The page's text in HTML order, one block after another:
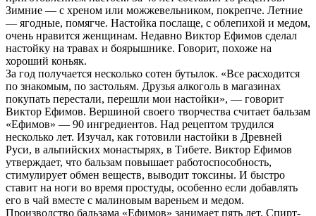
Зимние — с хреном или можжевельником, покрепче. Летние
— ягодные, помягче. Настойка послаще, с облепихой и медом,
очень нравится женщинам. Недавно Виктор Ефимов сделал
настойку на травах и боярышнике. Говорит, похоже на
хороший коньяк.
За год получается несколько сотен бутылок. «Все расходится
по знакомым, по застольям. Друзья алкоголь в магазинах
покупать перестали, перешли мои настойки», — говорит
Виктор Ефимов. Вершиной своего творчества считает бальзам
«Ефимов» — 90 ингредиентов. Над рецептом трудился
несколько лет. Изучал, как готовили настойки в Древней
Руси, в альпийских монастырях, в Тибете. Виктор Ефимов
утверждает, что бальзам повышает работоспособность,
стимулирует обмен веществ, выводит токсины. И быстро
ставит на ноги во время простуды, особенно если добавлять
его в чай вместе с малиновым вареньем и медом.
Производство бальзама «Ефимов» занимает пять лет. Спирт-